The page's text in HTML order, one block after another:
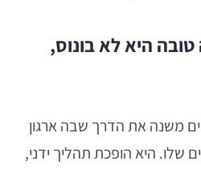
היא לא בונוס,
משנה את הדרך שבה ארגון
שלו. היא הופכת תהליך ידני,